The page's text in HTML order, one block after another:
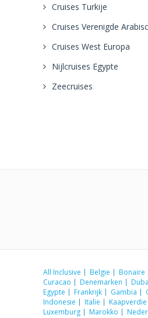
Cruises Turkije
Cruises Verenigde
Cruises West Europa
Nijlcruises Egypte
Zeecruises
All Inclusive Belgie Bonaire
Curacao
Denemarken
Egypte
Frankrijk Gambia
Indonesie
Italie Kaapverdie
Luxemburg
Marokko